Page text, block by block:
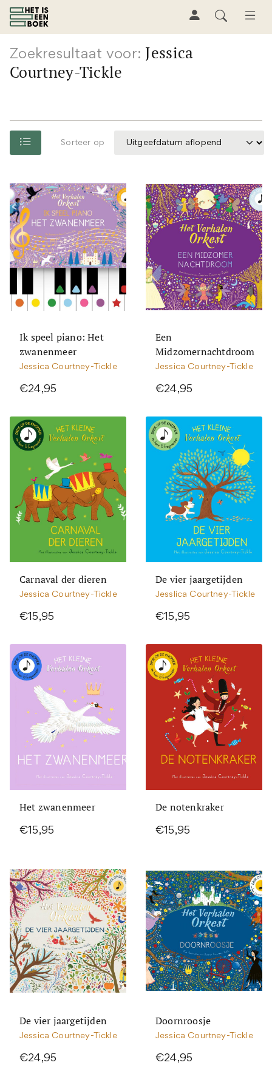
Zoekresultaat voor: Jessica
Courtney-Tickle
Sorteer op
Ik speel piano: Het
zwanenmeer
Jessica Courtney-Tickle
€24,95
Een
Midzomernachtdroom
Jessica Courtney-Tickle
€24,95
Carnaval der dieren
Jessica Courtney-Tickle
€15,95
De vier jaargetijden
Jesslica Courtney-Tickle
€15,95
Het zwanenmeer
€15,95
De notenkraker
€15,95
De vier jaargetijden
Jessica Courtney-Tickle
€24,95
Doornroosje
Jessica Courtney-Tickle
€24,95